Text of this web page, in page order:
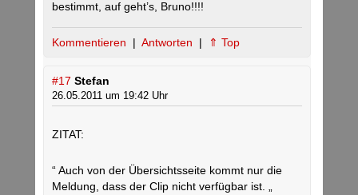
bestimmt, auf geht’s, Bruno!!!!
Kommentieren | Antworten | ⇑ Top
#17 Stefan
26.05.2011 um 19:42 Uhr
ZITAT:
“ Auch von der Übersichtsseite kommt nur die
Meldung, dass der Clip nicht verfügbar ist. „